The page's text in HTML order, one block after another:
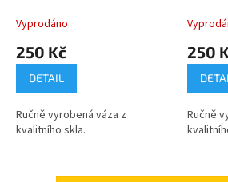
Vyprodáno
250 Kč
DETAIL
Ručně vyrobená váza z
kvalitního skla.
250
Ručně